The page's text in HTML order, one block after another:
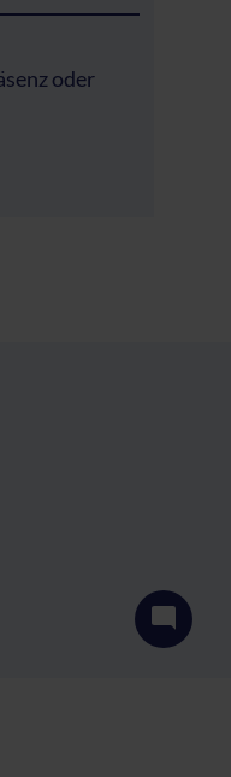
oder